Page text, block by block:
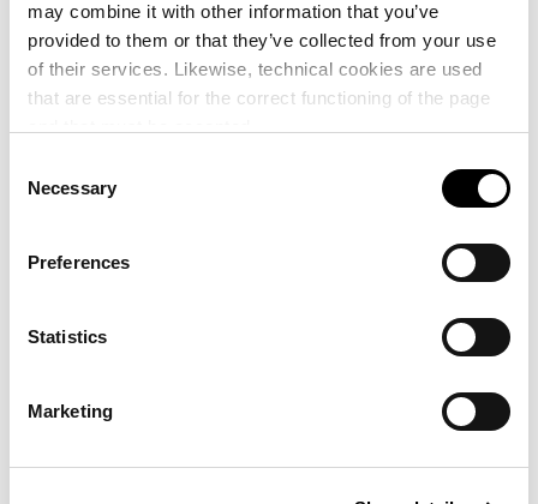
may combine it with other information that you’ve
provided to them or that they’ve collected from your use
of their services. Likewise, technical cookies are used
that are essential for the correct functioning of the page
Selection
Necessary
Preferences
Statistics
Marketing
ferroviario entre el muelle de
Poniente y el muelle de Levante del
Puerto de València – nº EXP.: EC24-
C02-02220
Técnicas
Enlaces de interés: